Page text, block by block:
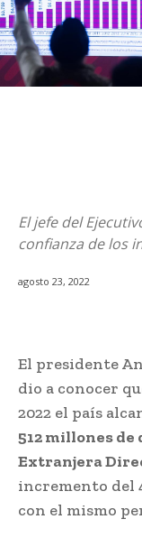
El jefe del
confianza de los
agosto 23, 2022
El presidente
dio a conocer
2022 el país
512 millones
Extranjera
incremento del
con el mismo